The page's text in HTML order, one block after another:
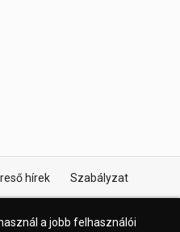
hírek
Szabályzat
a jobb felhasználói